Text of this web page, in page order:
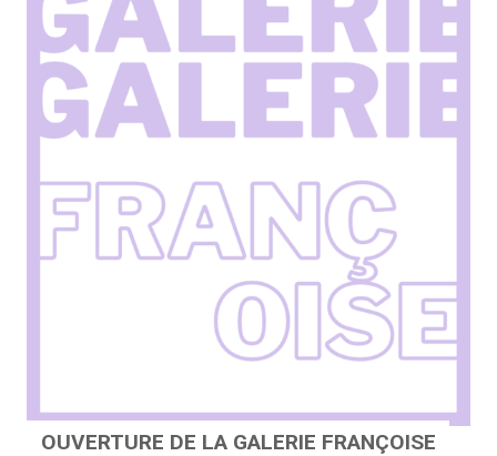
OUVERTURE DE LA GALERIE FRANÇOISE